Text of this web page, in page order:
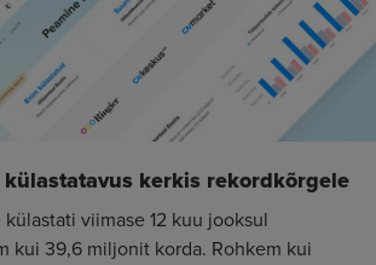
kerkis rekordkõrgele
viimase 12 kuu jooksul
kui 39,6 miljonit korda. Rohkem kui